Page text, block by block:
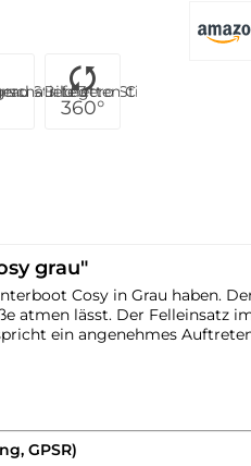
360°
grau"
Cosy in Grau haben.
atmen lässt. Der Felleinsatz
ein angenehmes
GPSR)